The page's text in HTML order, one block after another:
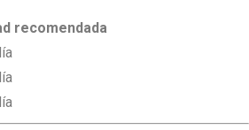
recomendada